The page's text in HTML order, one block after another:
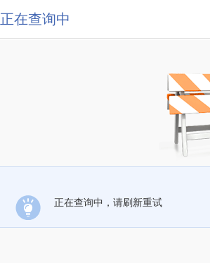
正在查询中
正在查询中，请刷新重试